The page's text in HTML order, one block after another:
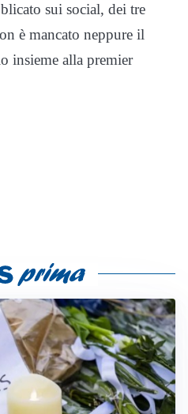
sui social, dei tre
è mancato neppure il
insieme alla premier